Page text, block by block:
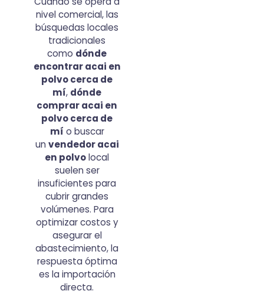
nivel comercial, las
búsquedas locales
tradicionales
como dónde
encontrar acai en
polvo cerca de
mí, dónde
comprar acai en
polvo cerca de
mí o buscar
un vendedor acai
en polvolocal
suelen ser
insuficientes para
cubrir grandes
volúmenes. Para
optimizar costos y
asegurar el
abastecimiento, la
respuesta óptima
es la importación
directa.